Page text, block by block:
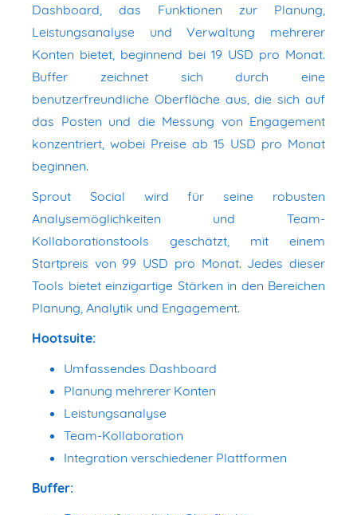
Dashboard, das Funktionen zur Planung,
Leistungsanalyse und Verwaltung mehrerer
Konten bietet, beginnend bei 19 USD pro Monat.
Buffer zeichnet sich durch eine
benutzerfreundliche Oberfläche aus, die sich auf
das Posten und die Messung von Engagement
konzentriert, wobei Preise ab 15 USD pro Monat
beginnen.
Sprout Social wird für seine robusten
Analysemöglichkeiten und Team-
Kollaborationstools geschätzt, mit einem
Startpreis von 99 USD pro Monat. Jedes dieser
Tools bietet einzigartige Stärken in den Bereichen
Planung, Analytik und Engagement.
Hootsuite:
Umfassendes Dashboard
Planung mehrerer Konten
Leistungsanalyse
Team-Kollaboration
Integration verschiedener Plattformen
Buffer: